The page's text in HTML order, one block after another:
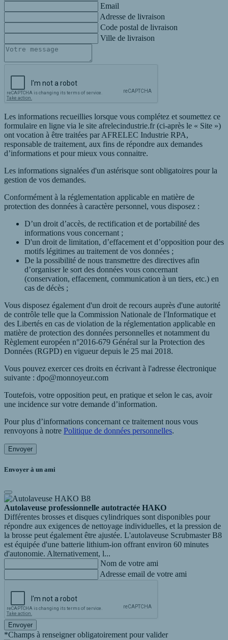
Email
Adresse de livraison
Code postal de livraison
Ville de livraison
Les informations recueillies lorsque vous complétez et soumettez ce
formulaire en ligne via le site afrelecindustrie.fr (ci-après le « Site »)
ont vocation à être traitées par AFRELEC Industrie RPA,
responsable de traitement, aux fins de répondre aux demandes
d’informations et pour mieux vous connaitre.
Les informations signalées d'un astérisque sont obligatoires pour la
gestion de vos demandes.
Conformément à la réglementation applicable en matière de
protection des données à caractère personnel, vous disposez :
D’un droit d’accès, de rectification et de portabilité des
informations vous concernant ;
D'un droit de limitation, d’effacement et d’opposition pour des
motifs légitimes au traitement de vos données ;
De la possibilité de nous transmettre des directives afin
d’organiser le sort des données vous concernant
(conservation, effacement, communication à un tiers, etc.) en
cas de décès ;
Vous disposez également d'un droit de recours auprès d'une autorité
de contrôle telle que la Commission Nationale de l'Informatique et
des Libertés en cas de violation de la réglementation applicable en
matière de protection des données personnelles et notamment du
Règlement européen n°2016-679 Général sur la Protection des
Données (RGPD) en vigueur depuis le 25 mai 2018.
Vous pouvez exercer ces droits en écrivant à l'adresse électronique
suivante : dpo@monnoyeur.com
Toutefois, votre opposition peut, en pratique et selon le cas, avoir
une incidence sur votre demande d’information.
Pour plus d’informations concernant ce traitement nous vous
renvoyons à notre Politique de données personnelles.
Envoyer
Envoyer à un ami
Autolaveuse professionnelle autotractée HAKO
Différentes brosses et disques cylindriques sont disponibles pour
répondre aux exigences de nettoyage individuelles, et la pression de
la brosse peut également être ajustée. L'autolaveuse Scrubmaster B8
est équipée d'une batterie lithium-ion offrant environ 60 minutes
d'autonomie. Alternativement, l...
Nom de votre ami
Adresse email de votre ami
Envoyer
*Champs à renseigner obligatoirement pour valider